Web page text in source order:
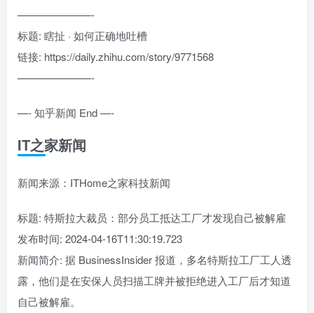
———————-
标题: 瞎扯 · 如何正确地吐槽
链接: https://daily.zhihu.com/story/9771568
———————-
—- 知乎新闻 End —-
IT之家新闻
新闻来源：ITHome之家科技新闻
标题: 特斯拉大裁员：部分员工抵达工厂才发现自己被解雇
发布时间: 2024-04-16T11:30:19.723
新闻简介: 据 BusinessInsider 报道，多名特斯拉工厂工人透
露，他们是在安保人员扫描工牌并被拒绝进入工厂后才知道
自己被解雇。